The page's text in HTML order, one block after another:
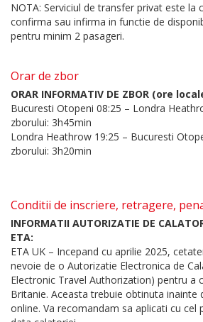
NOTA: Serviciul de transfer privat este la
confirma sau infirma in functie de
pentru minim 2 pasageri.
Orar de zbor
ORAR INFORMATIV DE ZBOR (ore
Bucuresti Otopeni 08:25 – Londra
zborului: 3h45min
Londra Heathrow 19:25 – Bucuresti
zborului: 3h20min
Conditii de inscriere, retragere,
INFORMATII AUTORIZATIE DE
ETA:
ETA UK – Incepand cu aprilie 2025,
nevoie de o Autorizatie Electronica de
Electronic Travel Authorization) pentru a
Britanie. Aceasta trebuie obtinuta inainte
online. Va recomandam sa aplicati cu cel